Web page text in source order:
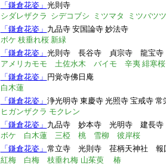
「鎌倉花姿」 光則寺
シダレザクラ シデコブシ ミツマタ ミツバツ
「鎌倉花姿」 九品寺 安国論寺 妙法寺
ボケ 枝垂れ桜 新緑
「鎌倉花姿」 光則寺 長谷寺 貞宗寺 龍宝
アメリカモモ 土佐水木 バイモ 辛夷 緋寒
「鎌倉花姿」 円覚寺佛日庵
白木蓮
「鎌倉花姿」 浄光明寺 東慶寺 光照寺 宝戒寺
ヒガンザクラ モクレン
「鎌倉花姿」 九品寺 妙本寺 光明寺 建長
ボケ 白木蓮 三椏 桃 雪柳 彼岸桜
「鎌倉花姿」 常立寺 光則寺 荏柄天神社
紅梅 白梅 枝垂れ梅 山茱萸 椿